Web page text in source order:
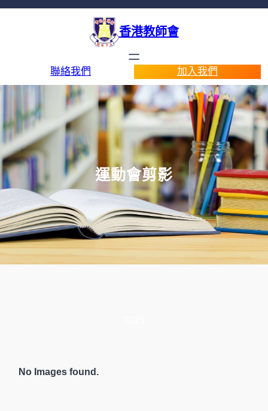
香港教師會
聯絡我們 加入我們
運動會剪影
No Images found.